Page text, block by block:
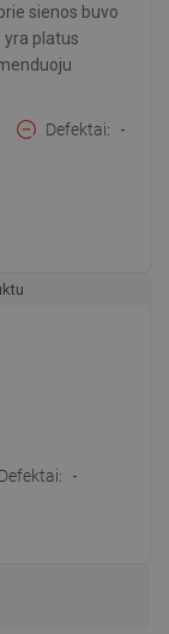
sienos buvo
yra platus
Defektai -
Defektai -